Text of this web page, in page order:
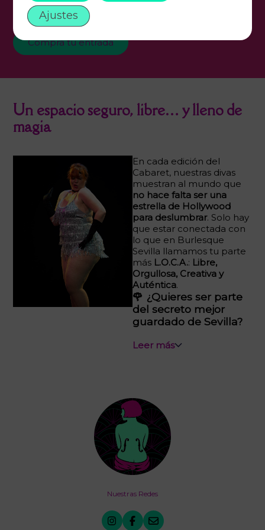
Compra tu entrada
Un espacio seguro, libre… y lleno de
magia
En cada edición del
Cabaret, nuestras divas
muestran al mundo que
no hace falta ser una
estrella de Hollywood
para deslumbrar. Solo hay
que estar conectada con
lo que en Burlesque
Sevilla llamamos tu parte
más L.O.C.A.: Libre,
Orgullosa, Creativa y
Auténtica.
🌹 ¿Quieres ser parte
del secreto mejor
guardado de Sevilla?
Leer más
Nuestras Redes
Ajustes